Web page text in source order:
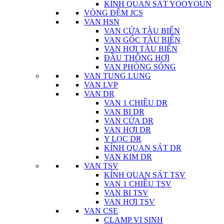
KÍNH QUAN SÁT YOOYOUN
VÒNG ĐỆM JCS
VAN HSN
VAN CỬA TÀU BIỂN
VAN GÓC TÀU BIỂN
VAN HƠI TÀU BIỂN
ĐẦU THÔNG HƠI
VAN PHÒNG SÓNG
VAN TUNG LUNG
VAN LVP
VAN DR
VAN 1 CHIỀU DR
VAN BI DR
VAN CỬA DR
VAN HƠI DR
Y LỌC DR
KÍNH QUAN SÁT DR
VAN KIM DR
VAN TSV
KÍNH QUAN SÁT TSV
VAN 1 CHIỀU TSV
VAN BI TSV
VAN HƠI TSV
VAN CSE
CLAMP VI SINH